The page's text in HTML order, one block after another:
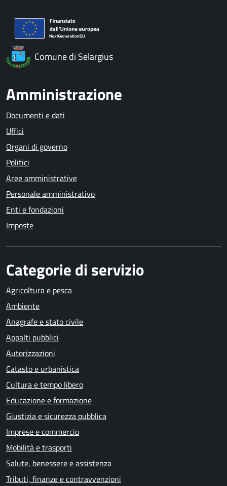
Comune di Selargius
Amministrazione
Documenti e dati
Uffici
Organi di governo
Politici
Aree amministrative
Personale amministrativo
Enti e fondazioni
Imposte
Categorie di servizio
Agricoltura e pesca
Ambiente
Anagrafe e stato civile
Appalti pubblici
Autorizzazioni
Catasto e urbanistica
Cultura e tempo libero
Educazione e formazione
Giustizia e sicurezza pubblica
Imprese e commercio
Mobilità e trasporti
Salute, benessere e assistenza
Tributi, finanze e contravvenzioni